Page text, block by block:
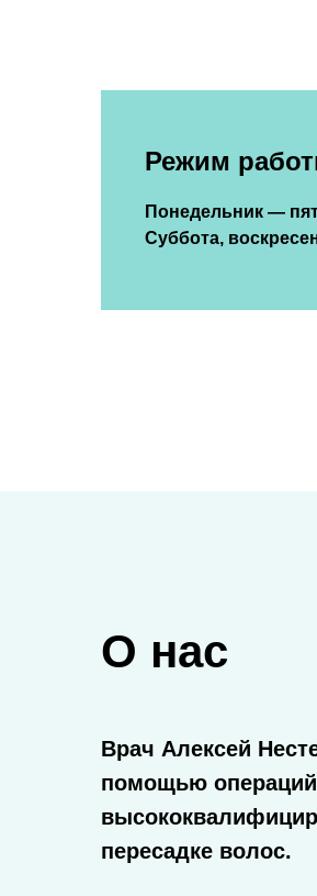
Режим
Понедельник —
Суббота,
О нас
Врач Алексей
помощью операций
пересадке волос.